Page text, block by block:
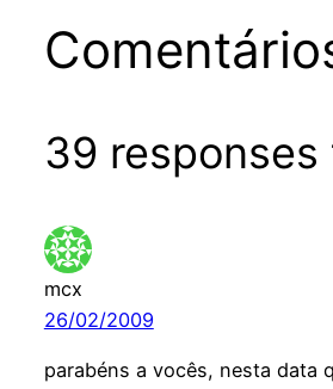
39 responses
mcx
26/02/2009
parabéns a vocês, nesta data